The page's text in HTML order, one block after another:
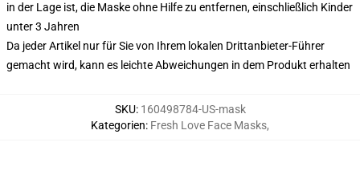
in der Lage ist, die Maske ohne Hilfe zu entfernen, einschließlich Kinder
unter 3 Jahren
Da jeder Artikel nur für Sie von Ihrem lokalen Drittanbieter-Führer
gemacht wird, kann es leichte Abweichungen in dem Produkt erhalten
SKU: 160498784-US-mask
Kategorien: Fresh Love Face Masks,